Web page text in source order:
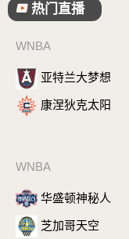
热门直播
WNBA
亚特兰大梦想
康涅狄克太阳
WNBA
华盛顿神秘人
芝加哥天空